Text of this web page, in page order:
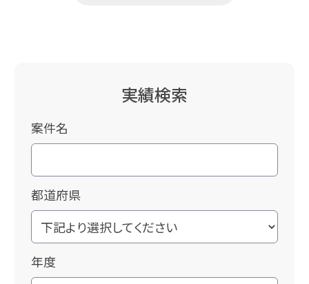
実績検索
案件名
都道府県
年度